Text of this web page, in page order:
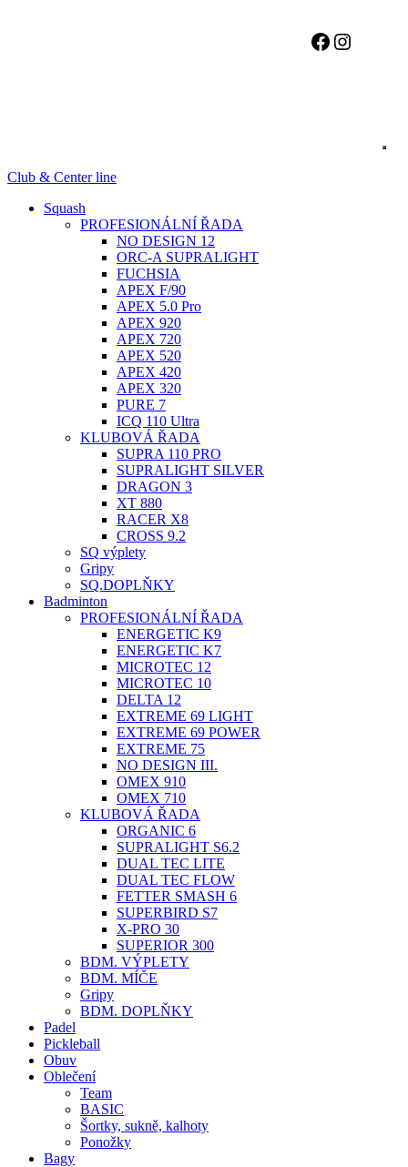
Club & Center line
Facebook
Squash
PROFESIONÁLNÍ ŘADA
NO DESIGN 12
ORC-A SUPRALIGHT
FUCHSIA
APEX F/90
APEX 5.0 Pro
APEX 920
APEX 720
APEX 520
APEX 420
APEX 320
PURE 7
ICQ 110 Ultra
KLUBOVÁ ŘADA
SUPRA 110 PRO
SUPRALIGHT SILVER
DRAGON 3
XT 880
RACER X8
CROSS 9.2
SQ výplety
Gripy
SQ.DOPLŇKY
Badminton
PROFESIONÁLNÍ ŘADA
ENERGETIC K9
ENERGETIC K7
MICROTEC 12
MICROTEC 10
DELTA 12
EXTREME 69 LIGHT
EXTREME 69 POWER
EXTREME 75
NO DESIGN III.
OMEX 910
OMEX 710
KLUBOVÁ ŘADA
ORGANIC 6
SUPRALIGHT S6.2
DUAL TEC LITE
DUAL TEC FLOW
FETTER SMASH 6
SUPERBIRD S7
X-PRO 30
SUPERIOR 300
BDM. VÝPLETY
BDM. MÍČE
Gripy
BDM. DOPLŇKY
Padel
Pickleball
Obuv
Oblečení
Team
BASIC
Šortky, sukně, kalhoty
Ponožky
Bagy